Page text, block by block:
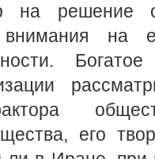
на решение
внимания на
его